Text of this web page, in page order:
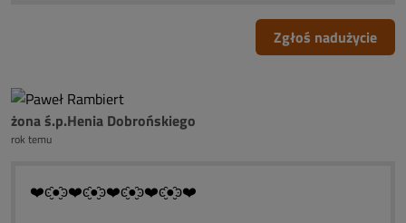
Zgłoś nadużycie
żona ś.p.Henia Dobrońskiego
rok temu
❤️ͼ̮̑●̮̑ͽ❤️ͼ̮̑●̮̑ͽ❤️ͼ̮̑●̮̑ͽ❤️ͼ̮̑●̮̑ͽ❤️